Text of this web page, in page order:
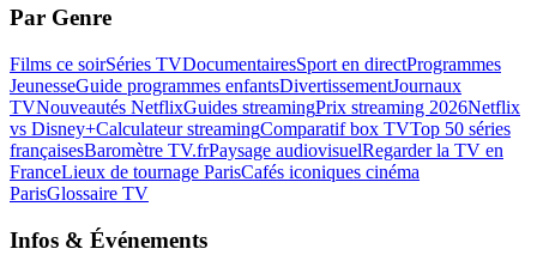
Par Genre
Films ce soirSéries TVDocumentairesSport en directProgrammes
JeunesseGuide programmes enfantsDivertissementJournaux
TVNouveautés NetflixGuides streamingPrix streaming 2026Netflix
vs Disney+Calculateur streamingComparatif box TVTop 50 séries
françaisesBaromètre TV.frPaysage audiovisuelRegarder la TV en
FranceLieux de tournage ParisCafés iconiques cinéma
ParisGlossaire TV
Infos & Événements